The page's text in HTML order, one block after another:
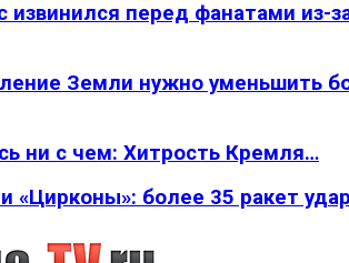
извинился перед фанатами из-
Земли нужно уменьшить
ни с чем: Хитрость Кремля…
«Цирконы»: более 35 ракет